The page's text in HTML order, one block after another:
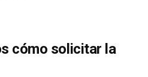
cómo solicitar la